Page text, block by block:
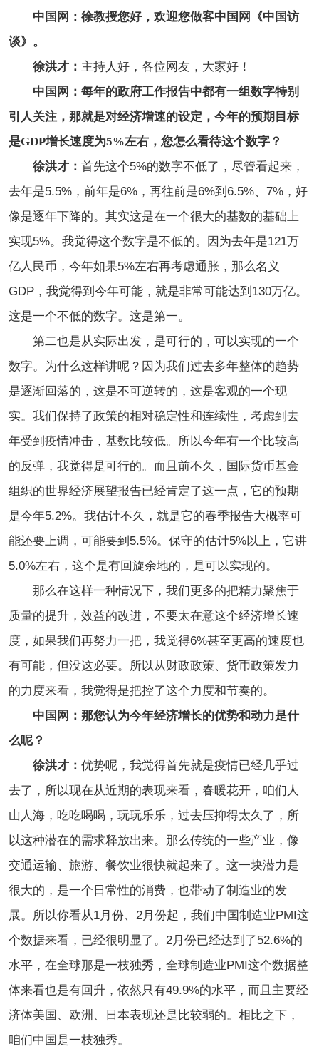
中国网：徐教授您好，欢迎您做客中国网《中国访
谈》。
徐洪才： 主持人好，各位网友，大家好！
中国网：每年的政府工作报告中都有一组数字特别
引人关注，那就是对经济增速的设定，今年的预期目标
是GDP增长速度为5%左右，您怎么看待这个数字？
徐洪才： 首先这个5%的数字不低了，尽管看起来，
去年是5.5%，前年是6%，再往前是6%到6.5%、7%，好
像是逐年下降的。其实这是在一个很大的基数的基础上
实现5%。我觉得这个数字是不低的。因为去年是121万
亿人民币，今年如果5%左右再考虑通胀，那么名义
GDP，我觉得到今年可能，就是非常可能达到130万亿。
这是一个不低的数字。这是第一。
第二也是从实际出发，是可行的，可以实现的一个
数字。为什么这样讲呢？因为我们过去多年整体的趋势
是逐渐回落的，这是不可逆转的，这是客观的一个现
实。我们保持了政策的相对稳定性和连续性，考虑到去
年受到疫情冲击，基数比较低。所以今年有一个比较高
的反弹，我觉得是可行的。而且前不久，国际货币基金
组织的世界经济展望报告已经肯定了这一点，它的预期
是今年5.2%。我估计不久，就是它的春季报告大概率可
能还要上调，可能要到5.5%。保守的估计5%以上，它讲
5.0%左右，这个是有回旋余地的，是可以实现的。
那么在这样一种情况下，我们更多的把精力聚焦于
质量的提升，效益的改进，不要太在意这个经济增长速
度，如果我们再努力一把，我觉得6%甚至更高的速度也
有可能，但没这必要。所以从财政政策、货币政策发力
的力度来看，我觉得是把控了这个力度和节奏的。
中国网：那您认为今年经济增长的优势和动力是什
么呢？
徐洪才： 优势呢，我觉得首先就是疫情已经几乎过
去了，所以现在从近期的表现来看，春暖花开，咱们人
山人海，吃吃喝喝，玩玩乐乐，过去压抑得太久了，所
以这种潜在的需求释放出来。那么传统的一些产业，像
交通运输、旅游、餐饮业很快就起来了。这一块潜力是
很大的，是一个日常性的消费，也带动了制造业的发
展。所以你看从1月份、2月份起，我们中国制造业PMI这
个数据来看，已经很明显了。2月份已经达到了52.6%的
水平，在全球那是一枝独秀，全球制造业PMI这个数据整
体来看也是有回升，依然只有49.9%的水平，而且主要经
济体美国、欧洲、日本表现还是比较弱的。相比之下，
咱们中国是一枝独秀。